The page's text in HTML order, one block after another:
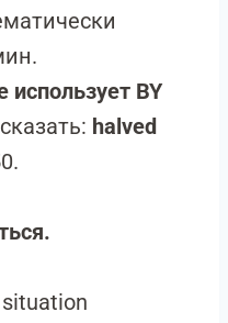
использует BY
halved